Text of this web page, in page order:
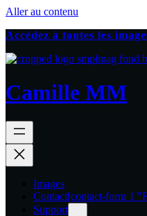
Aller au contenu
Accédez à toutes les
Camille MM
Images
Contact[contact-form 1
Support